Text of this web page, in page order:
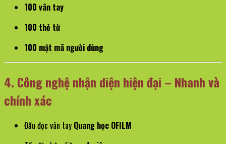
100 vân tay
100 thẻ từ
100 mật mã người dùng
4. Công nghệ nhận diện hiện đại – Nhanh và
chính xác
Đầu đọc vân tay Quang học OFILM